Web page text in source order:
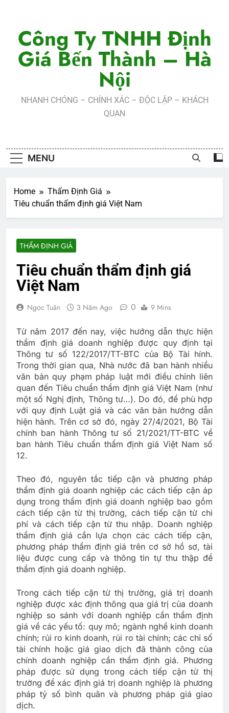
contentCông Ty TNHH Định
Giá Bến Thành – Hà
Nội
NHANH CHÓNG – CHÍNH XÁC – ĐỘC LẬP – KHÁCH
QUAN
MENU
Home
Thẩm Định Giá
Tiêu chuẩn thẩm định giá Việt Nam
THẨM ĐỊNH GIÁ
Tiêu chuẩn thẩm định giá
Việt Nam
Ngọc Tuân 3 Năm Ago 0 9 Mins
Từ năm 2017 đến nay, việc hướng dẫn thực hiện
thẩm định giá doanh nghiệp được quy định tại
Thông tư số 122/2017/TT-BTC của Bộ Tài hính.
Trong thời gian qua, Nhà nước đã ban hành nhiều
văn bản quy phạm pháp luật mới điều chỉnh liên
quan đến Tiêu chuẩn thẩm định giá Việt Nam (như
một số Nghị định, Thông tư…). Do đó, để phù hợp
với quy định Luật giá và các văn bản hướng dẫn
hiện hành. Trên cơ sở đó, ngày 27/4/2021, Bộ Tài
chính ban hành Thông tư số 21/2021/TT-BTC về
ban hành Tiêu chuẩn thẩm định giá Việt Nam số
12.
Theo đó, nguyên tắc tiếp cận và phương pháp
thẩm định giá doanh nghiệp các cách tiếp cận áp
dụng trong thẩm định giá doanh nghiệp bao gồm
cách tiếp cận từ thị trường, cách tiếp cận từ chi
phí và cách tiếp cận từ thu nhập. Doanh nghiệp
thẩm định giá cần lựa chọn các cách tiếp cận,
phương pháp thẩm định giá trên cơ sở hồ sơ, tài
liệu được cung cấp và thông tin tự thu thập để
thẩm định giá doanh nghiệp.
Trong cách tiếp cận từ thị trường, giá trị doanh
nghiệp được xác định thông qua giá trị của doanh
nghiệp so sánh với doanh nghiệp cần thẩm định
giá về các yếu tố: quy mô; ngành nghề kinh doanh
chính; rủi ro kinh doanh, rủi ro tài chính; các chỉ số
tài chính hoặc giá giao dịch đã thành công của
chính doanh nghiệp cần thẩm định giá. Phương
pháp được sử dụng trong cách tiếp cận từ thị
trường để xác định giá trị doanh nghiệp là phương
pháp tỷ số bình quân và phương pháp giá giao
dịch.